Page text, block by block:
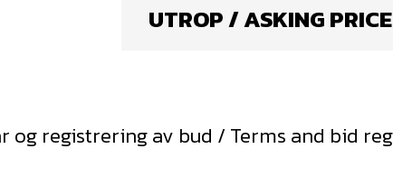
UTROP / ASKING
og registrering av bud / Terms and bid